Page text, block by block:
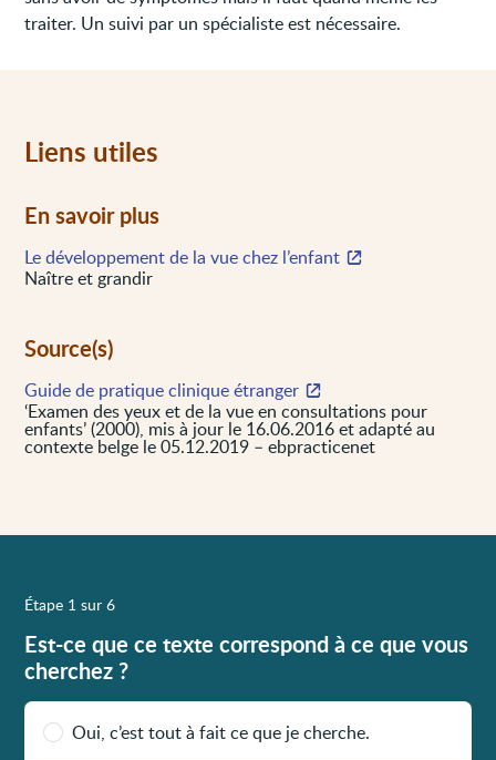
traiter. Un suivi par un spécialiste est nécessaire.
Liens utiles
En savoir plus
Le développement de la vue chez l’enfant
Naître et grandir
Source(s)
Guide de pratique clinique étranger
‘Examen des yeux et de la vue en consultations pour
enfants’ (2000), mis à jour le 16.06.2016 et adapté au
contexte belge le 05.12.2019 – ebpracticenet
Étape 1 sur 6
Est-ce que ce texte correspond à ce que vous
cherchez ?
Oui, c’est tout à fait ce que je cherche.